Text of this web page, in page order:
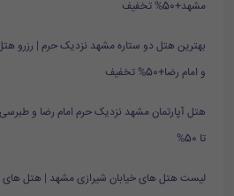
مشهد+50% تخفیف
بهترین هتل دو ستاره مشهد نزدیک حرم | رزرو
و امام رضا+50% تخفیف
هتل آپارتمان مشهد نزدیک حرم امام رضا و طبرسی
تا 50%
لیست هتل های خیابان شیرازی مشهد | هتل های